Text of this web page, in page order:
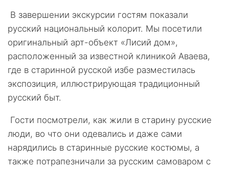
В завершении экскурсии гостям показали
русский национальный колорит. Мы посетили
оригинальный арт-объект «Лисий дом»,
расположенный за известной клиникой Аваева,
где в старинной русской избе разместилась
экспозиция, иллюстрирующая традиционный
русский быт.
Гости посмотрели, как жили в старину русские
люди, во что они одевались и даже сами
нарядились в старинные русские костюмы, а
также потрапезничали за русским самоваром с